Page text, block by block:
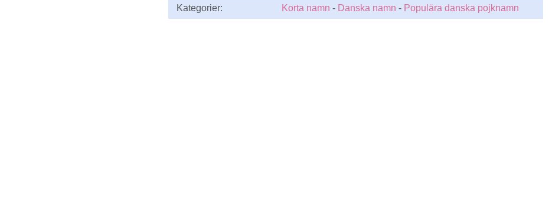
Kategorier: Korta namn - Danska namn - Populära danska pojknamn